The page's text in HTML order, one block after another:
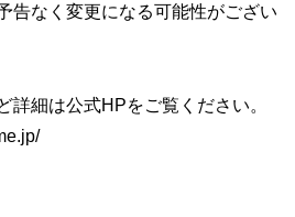
告なく変更になる可能性がござい
詳細は公式HPをご覧ください。